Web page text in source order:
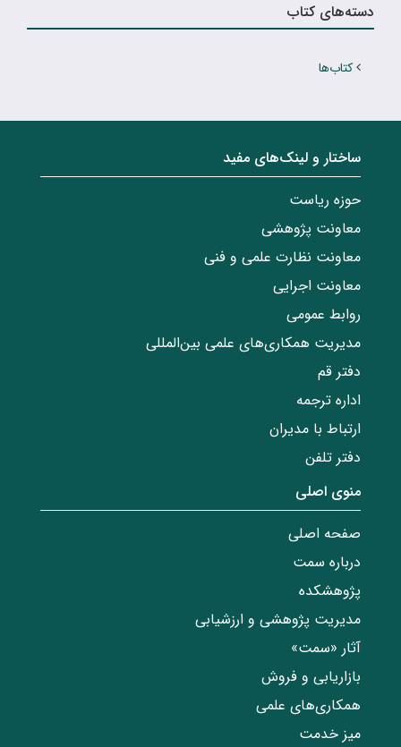
دسته‌های کتاب
کتاب‌ها
ساختار‌‌ و‌‌ لینک‌های مفید
حوزه ریاست
معاونت پژوهشی
معاونت نظارت علمی و فنی
معاونت اجرایی
روابط عمومی
مدیریت همکاری‌های علمی بین‌المللی
دفتر قم
اداره ترجمه
ارتباط با مدیران
دفتر تلفن
منوی اصلی
صفحه اصلی
درباره سمت
پژوهشکده
مدیریت پژوهشی و ارزشیابی
آثار «سمت»
بازاریابی و فروش
همکاری‌های علمی
میز خدمت